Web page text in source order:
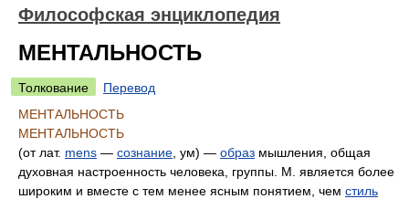
Философская энциклопедия
МЕНТАЛЬНОСТЬ
Толкование
Перевод
МЕНТАЛЬНОСТЬ
МЕНТАЛЬНОСТЬ
(от лат. mens — сознание , ум) — образ мышления, общая
духовная настроенность человека, группы. М. является более
широким и вместе с тем менее ясным понятием, чем стиль